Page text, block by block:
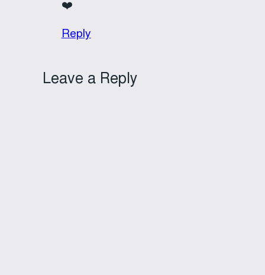
❤️
Reply
Leave a Reply